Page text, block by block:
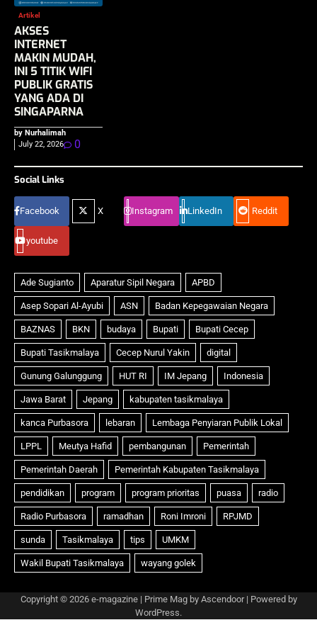
Artikel
AKSES
INTERNET
MAKIN MUDAH,
INI 5 TITIK WIFI
PUBLIK GRATIS
YANG ADA DI
SINGAPARNA
by Nurhalimah
July 22, 2026
0
Social Links
Facebook X Instagram LinkedIn Reddit
youtube
Copyright © 2026 e-magazine| Prime Mag by Ascendoor| Powered by
WordPress.